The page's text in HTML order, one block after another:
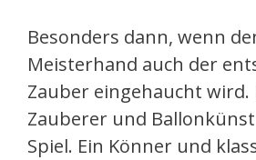
Besonders dann, wenn
Meisterhand auch der
Zauber eingehaucht
Zauberer und
Spiel. Ein Könner und